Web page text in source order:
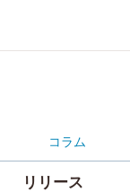
コラム
リリース